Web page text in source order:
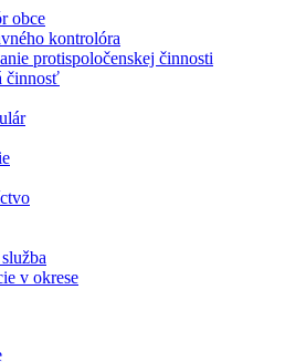
obce
kontrolóra
protispoločenskej činnosti
činnosť
v okrese